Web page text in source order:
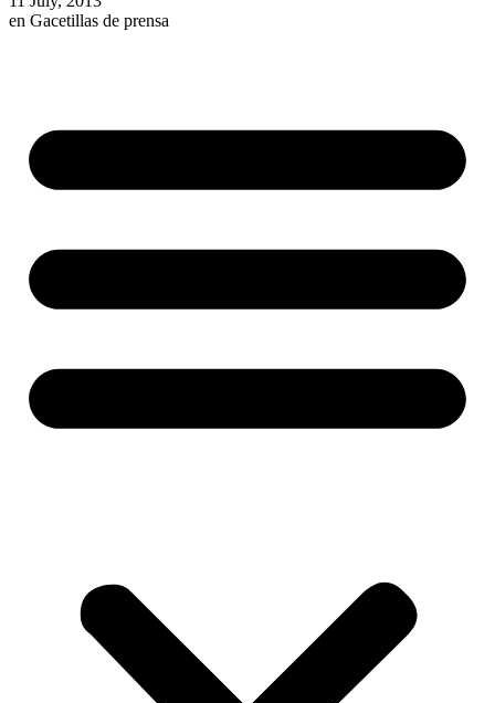
en Gacetillas de prensa